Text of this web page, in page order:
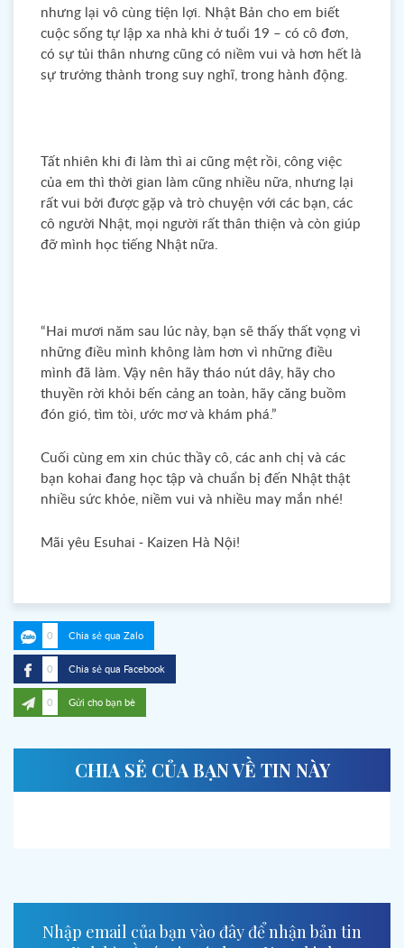
nhưng lại vô cùng tiện lợi. Nhật Bản cho em biết
cuộc sống tự lập xa nhà khi ở tuổi 19 – có cô đơn,
có sự tủi thân nhưng cũng có niềm vui và hơn hết là
sự trưởng thành trong suy nghĩ, trong hành động.
Tất nhiên khi đi làm thì ai cũng mệt rồi, công việc
của em thì thời gian làm cũng nhiều nữa, nhưng lại
rất vui bởi được gặp và trò chuyện với các bạn, các
cô người Nhật, mọi người rất thân thiện và còn giúp
đỡ mình học tiếng Nhật nữa.
“Hai mươi năm sau lúc này, bạn sẽ thấy thất vọng vì
những điều mình không làm hơn vì những điều
mình đã làm. Vậy nên hãy tháo nút dây, hãy cho
thuyền rời khỏi bến cảng an toàn, hãy căng buồm
đón gió, tìm tòi, ước mơ và khám phá.”
Cuối cùng em xin chúc thầy cô, các anh chị và các
bạn kohai đang học tập và chuẩn bị đến Nhật thật
nhiều sức khỏe, niềm vui và nhiều may mắn nhé!
Mãi yêu Esuhai - Kaizen Hà Nội!
0 Chia sẻ qua Zalo
0 Chia sẻ qua Facebook
0 Gửi cho bạn bè
CHIA SẺ CỦA BẠN VỀ TIN NÀY
Nhập email của bạn vào đây để nhận bản tin